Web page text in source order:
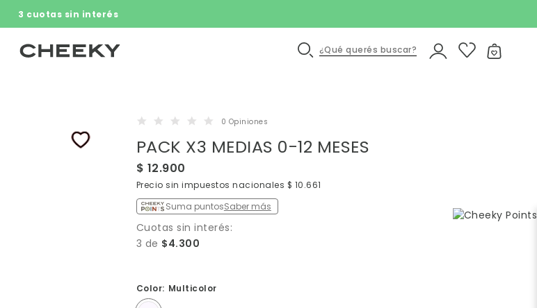
3 cuotas sin interés​ ​
¿Qué querés buscar?
0 Opiniones
PACK X3 MEDIAS 0-12 MESES
$ 12.900
Precio sin impuestos nacionales $ 10.661
Suma puntosSaber más
Cuotas sin interés:
3 de $4.300
Color: Multicolor